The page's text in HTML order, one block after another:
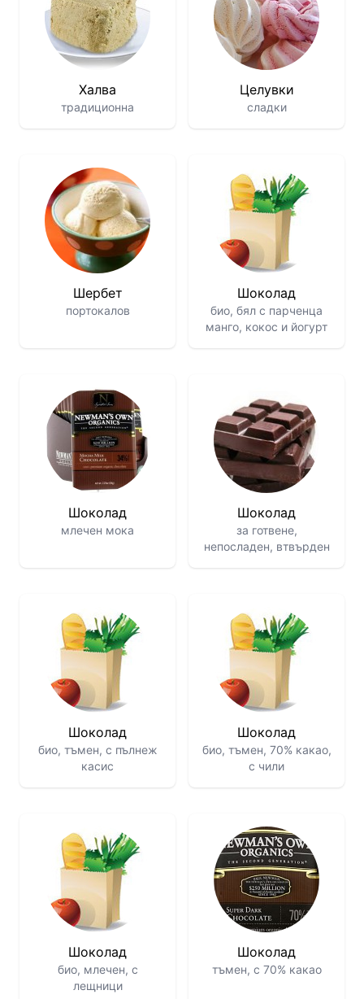
Халва
традиционна
Целувки
сладки
Шербет
портокалов
Шоколад
био, бял с парченца
манго, кокос и йогурт
Шоколад
млечен мока
Шоколад
за готвене,
непосладен, втвърден
Шоколад
био, тъмен, с пълнеж
касис
Шоколад
био, тъмен, 70% какао,
с чили
Шоколад
био, млечен, с
лещници
Шоколад
тъмен, с 70% какао